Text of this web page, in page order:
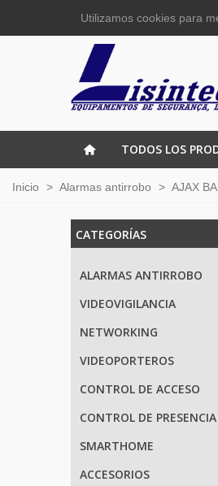
TODOS LOS
Inicio > Alarmas antirrobo > AJAX
CATEGORÍAS
ALARMAS ANTIRROBO
VIDEOVIGILANCIA
NETWORKING
VIDEOPORTEROS
CONTROL DE ACCESO
CONTROL DE PRESENCIA
SMARTHOME
ACCESORIOS
Utilizamos cookies para